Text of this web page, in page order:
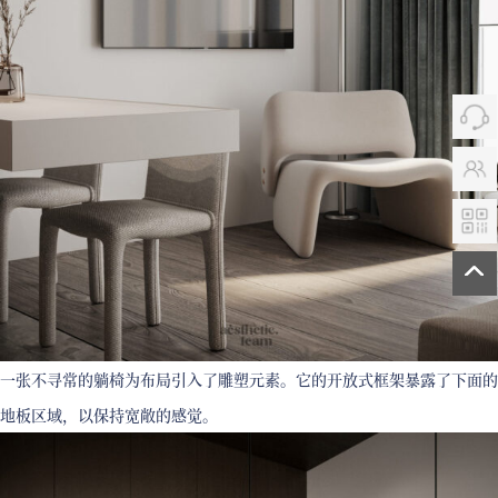
一张不寻常的躺椅为布局引入了雕塑元素。它的开放式框架暴露了下面的
地板区域，以保持宽敞的感觉。